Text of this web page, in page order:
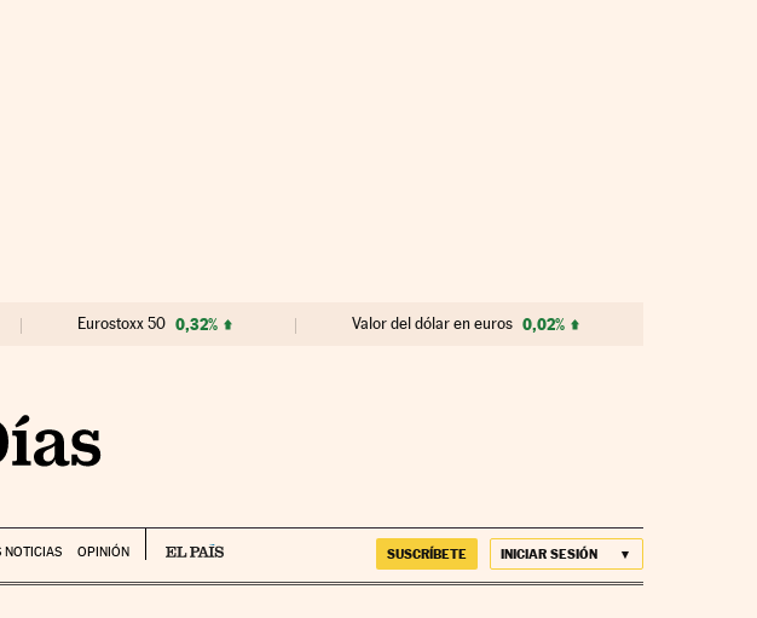
Eurostoxx 50 0,32% Valor del dólar en euros 0,02%
NOTICIAS OPINIÓN SUSCRÍBETE INICIAR SESIÓN